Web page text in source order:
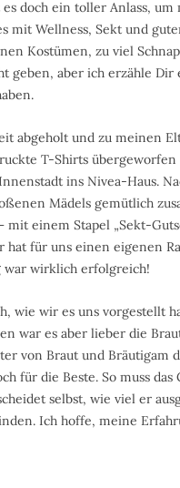
doch ein toller Anlass,
mit Wellness, Sekt und
Kostümen, zu viel
geben, aber ich erzähle
abgeholt und zu meinen
T-Shirts übergeworfen
ins Nivea-Haus.
Mädels gemütlich
einem Stapel „Sekt-
hat für uns einen eigenen
war wirklich erfolgreich!
wie wir es uns vorgestellt
war es aber lieber die
von Braut und Bräutigam
für die Beste. So muss
selbst, wie viel er
Ich hoffe, meine